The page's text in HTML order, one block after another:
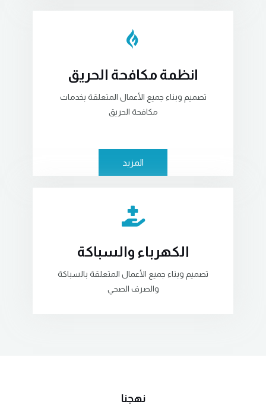
انظمة مكافحة الحريق
تصميم وبناء جميع الأعمال المتعلقة بخدمات
مكافحة الحريق
المزيد
الكهرباء والسباكة
تصميم وبناء جميع الأعمال المتعلقة بالسباكة
والصرف الصحي
نهجنا